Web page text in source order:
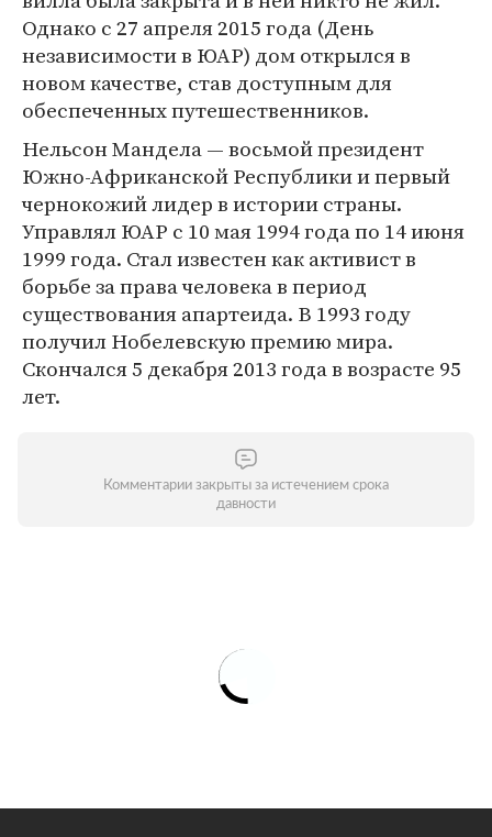
Однако с 27 апреля 2015 года (День
независимости в ЮАР) дом открылся в
новом качестве, став доступным для
обеспеченных путешественников.
Нельсон Мандела — восьмой президент
Южно-Африканской Республики и первый
чернокожий лидер в истории страны.
Управлял ЮАР с 10 мая 1994 года по 14 июня
1999 года. Стал известен как активист в
борьбе за права человека в период
существования апартеида. В 1993 году
получил Нобелевскую премию мира.
Скончался 5 декабря 2013 года в возрасте 95
лет.
Комментарии закрыты за истечением срока
давности